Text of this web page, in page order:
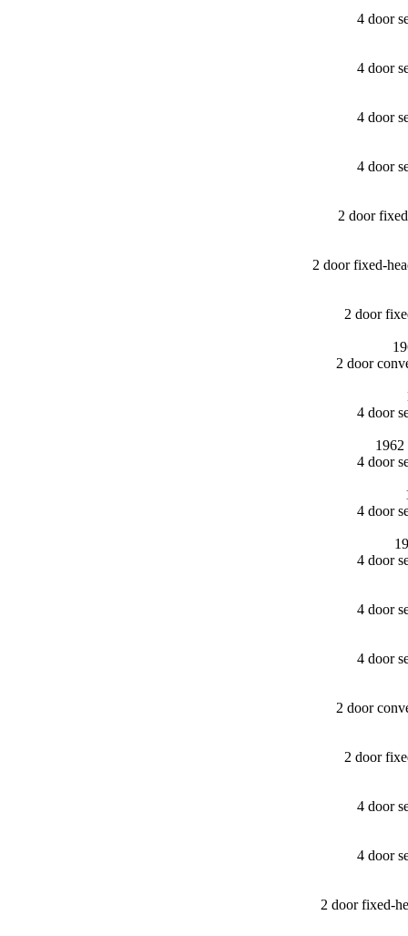
4 door
4 door
4 door
4 door
2 door
2 door fixed-
2 door
2 door
4 door
4 door
4 door
4 door
4 door
4 door
2 door
2 door
4 door
4 door
2 door fixed-